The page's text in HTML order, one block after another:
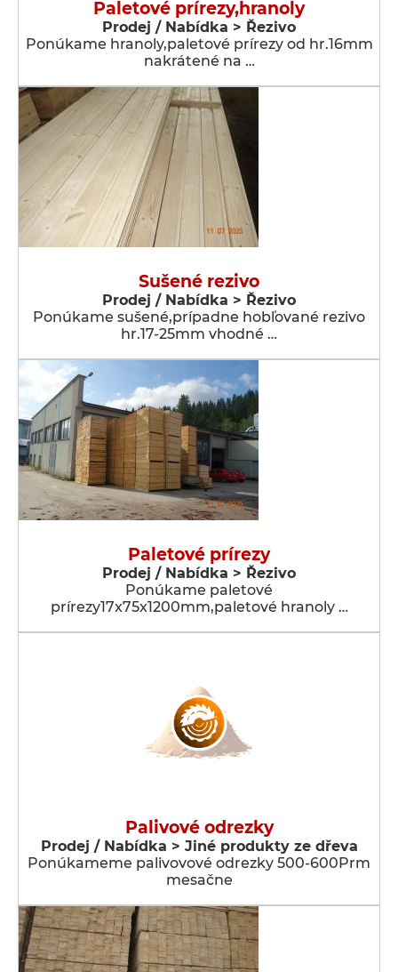
Paletové prírezy,hranoly
Prodej / Nabídka > Řezivo
Ponúkame hranoly,paletové prírezy od hr.16mm
nakrátené na …
Sušené rezivo
Prodej / Nabídka > Řezivo
Ponúkame sušené,prípadne hobľované rezivo
hr.17-25mm vhodné …
Paletové prírezy
Prodej / Nabídka > Řezivo
Ponúkame paletové
prírezy17x75x1200mm,paletové hranoly …
Palivové odrezky
Prodej / Nabídka > Jiné produkty ze dřeva
Ponúkameme palivovové odrezky 500-600Prm
mesačne